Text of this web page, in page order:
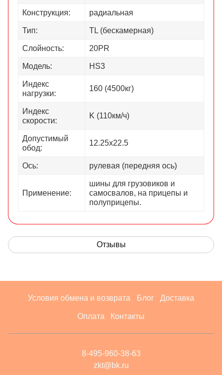
Конструкция: радиальная
Тип: TL (бескамерная)
Слойность: 20PR
Модель: HS3
Индекс
нагрузки:
160 (4500кг)
Индекс
скорости:
K (110км/ч)
Допустимый
обод:
12.25х22.5
Ось: рулевая (передняя ось)
Применение:
шины для грузовиков и
самосвалов, на прицепы и
полуприцепы.
Отзывы
Условия обмена и возврата Блог Доставка
Оплата Контакты
8-495-960-38-63
zkt@bk.ru